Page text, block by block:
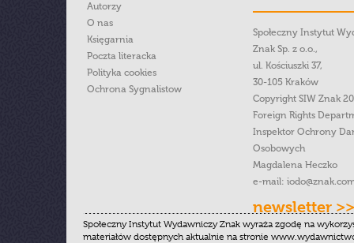
Autorzy
O nas
Księgarnia
Poczta literacka
Polityka cookies
Ochrona Sygnalistow
Społeczny Instytut
Znak Sp. z o.o.,
ul. Kościuszki 37,
30-105 Kraków
Copyright SIW Znak
Foreign Rights
Inspektor Ochrony
Osobowych
Magdalena Heczko
e-mail:
newsletter >>
Społeczny Instytut Wydawniczy Znak wyraża zgodę na
materiałów dostępnych aktualnie na stronie